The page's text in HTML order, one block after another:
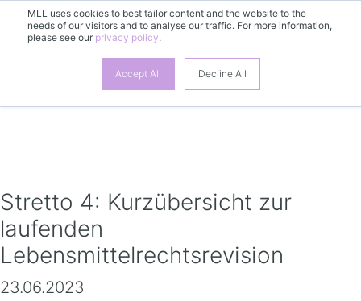
MLL uses cookies to best tailor content and the website to the
needs of our visitors and to analyse our traffic. For more information,
please see our privacy policy.
Accept All Decline All
Stretto 4: Kurzübersicht zur
laufenden
Lebensmittelrechtsrevision
23.06.2023